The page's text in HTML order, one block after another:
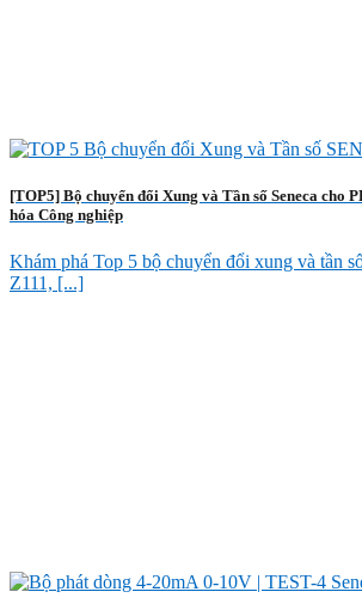
[TOP5] Bộ chuyển đổi Xung và Tần số Seneca cho
hóa Công nghiệp
Khám phá Top 5 bộ chuyển đổi xung và tần
Z111, [...]